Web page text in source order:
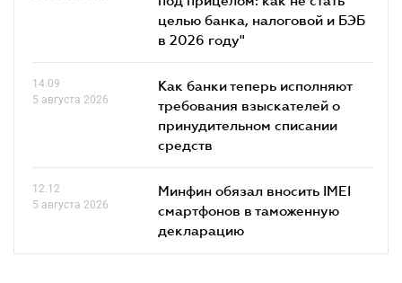
целью банка, налоговой и БЭБ
в 2026 году"
14.09
5 августа 2026
Как банки теперь исполняют
требования взыскателей о
принудительном списании
средств
12.12
5 августа 2026
Минфин обязал вносить IMEI
смартфонов в таможенную
декларацию